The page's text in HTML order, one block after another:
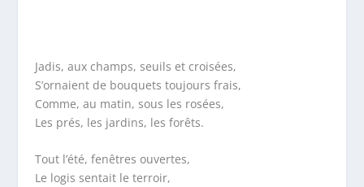
Jadis, aux champs, seuils et croisées,
S’ornaient de bouquets toujours frais,
Comme, au matin, sous les rosées,
Les prés, les jardins, les forêts.
Tout l’été, fenêtres ouvertes,
Le logis sentait le terroir,